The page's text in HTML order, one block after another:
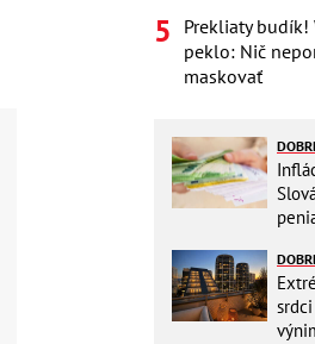
Prekliaty
peklo: Nič
maskovať